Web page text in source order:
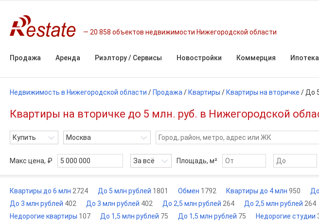
20 858 объектов недвижимости Нижегородской области
Продажа Аренда Риэлтору / Сервисы Новостройки Коммерция Ипотека
Недвижимость в Нижегородской области / Продажа / Квартиры / Квартиры на вторичке / До
Квартиры на вторичке до 5 млн. руб. в Нижегородской
Купить Москва
Макс цена, ₽ За всё Площадь, м²
Квартиры до 6 млн 2724 До 5 млн рублей 1801 Обмен 1792 Квартиры до 4 млн 950
До 3 млн рублей 402 До 3 млн рублей 402 До 2,5 млн рублей 264 До 2,5 млн рублей 264
Недорогие квартиры 107 До 1,5 млн рублей 75 До 1,5 млн рублей 75 Недорогие студии